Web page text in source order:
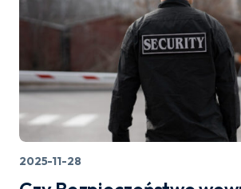
2025-11-28